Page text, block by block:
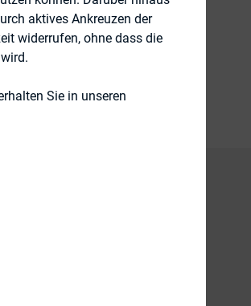
IR-
in
aktives Ankreuzen der
widerrufen, ohne dass die
Sie in unseren